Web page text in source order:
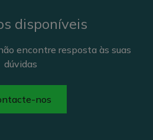
disponíveis
encontre resposta às suas
dúvidas
nos